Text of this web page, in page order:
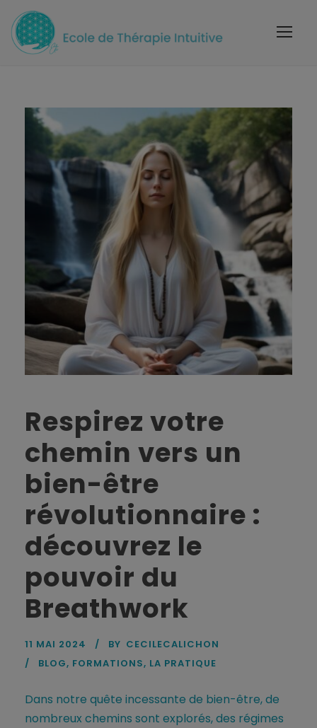
Respirez votre
chemin vers un
bien-être
révolutionnaire :
découvrez le
pouvoir du
Breathwork
11 MAI 2024 BY CECILECALICHON
BLOG, FORMATIONS, LA PRATIQUE
Dans notre quête incessante de bien-être, de
nombreux chemins sont explorés, des régimes